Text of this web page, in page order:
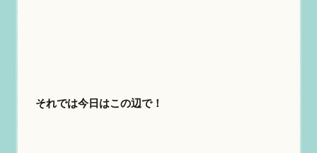
それでは今日はこの辺で！